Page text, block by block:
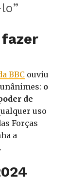
fazer
BBCouviu
o
de
uso
Forças
a